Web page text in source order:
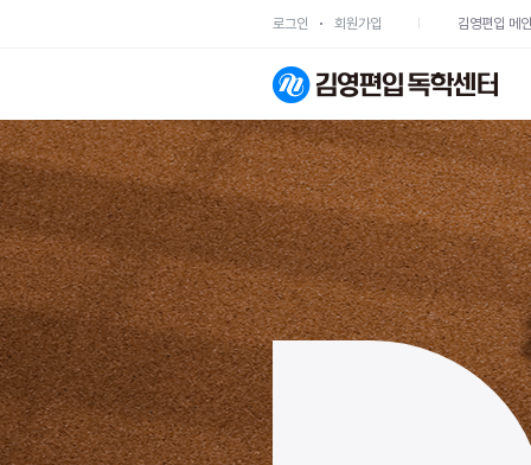
로그인 회원가입 김영편입 메인